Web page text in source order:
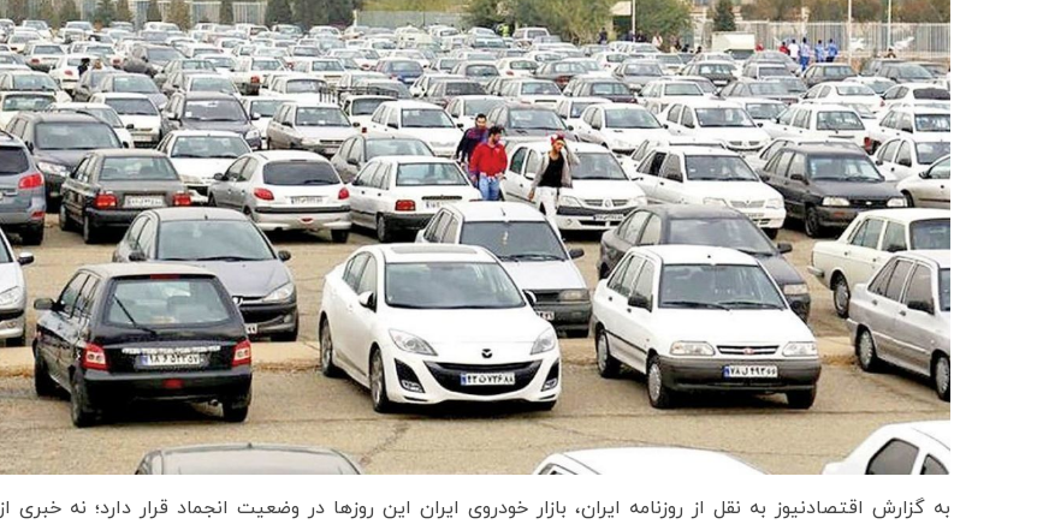
به گزارش اقتصادنیوز به نقل از روزنامه ایران، بازار خودروی ایران این روزها در وضعیت انجماد قرار دارد؛ نه خبری از